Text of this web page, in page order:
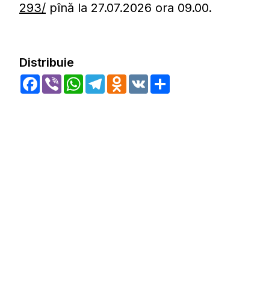
293/ pînă la 27.07.2026 ora 09.00.
Distribuie
Facebook
Viber WhatsApp
TelegramOdnoklassniki
VK